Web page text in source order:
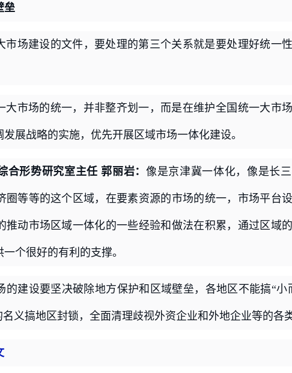
垒
市场建设的文件，要处理的第三个关系就是要处理好统一
大市场的统一，并非整齐划一，而是在维护全国统一大市
展战略的实施，优先开展区域市场一体化建设。
合形势研究室主任 郭丽岩：像是京津冀一体化，像是长
圈等等的这个区域，在要素资源的市场的统一，市场平台
推动市场区域一体化的一些经验和做法在积累，通过区域
个很好的有利的支撑。
的建设要坚决破除地方保护和区域壁垒，各地区不能搞“小
义搞地区封锁，全面清理歧视外资企业和外地企业等的各